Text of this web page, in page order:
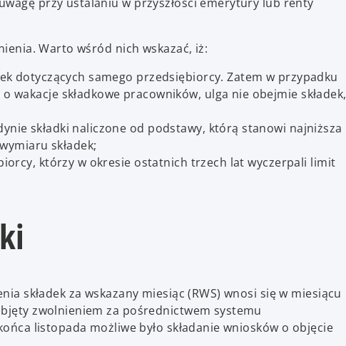
Warto wśród nich wskazać, iż:
dotyczących samego przedsiębiorcy. Zatem w przypadku
składkowe pracowników, ulga nie obejmie składek,
składki naliczone od podstawy, którą stanowi najniższa
składek;
którzy w okresie ostatnich trzech lat wyczerpali limit
składek za wskazany miesiąc (RWS) wnosi się w miesiącu
zwolnieniem za pośrednictwem systemu
listopada możliwe było składanie wniosków o objęcie